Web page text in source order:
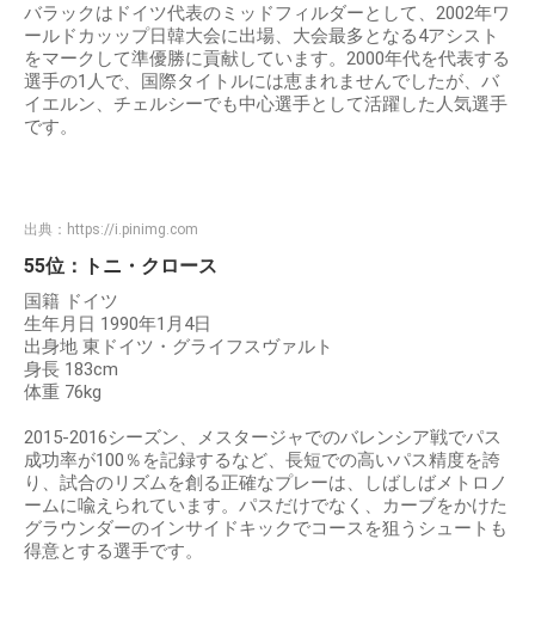
バラックはドイツ代表のミッドフィルダーとして、2002年ワ
ールドカッップ日韓大会に出場、大会最多となる4アシスト
をマークして準優勝に貢献しています。2000年代を代表する
選手の1人で、国際タイトルには恵まれませんでしたが、バ
イエルン、チェルシーでも中心選手として活躍した人気選手
です。
55位：トニ・クロース
国籍 ドイツ
生年月日 1990年1月4日
出身地 東ドイツ・グライフスヴァルト
身長 183cm
2015-2016シーズン、メスタージャでのバレンシア戦でパス
成功率が100％を記録するなど、長短での高いパス精度を誇
り、試合のリズムを創る正確なプレーは、しばしばメトロノ
ームに喩えられています。パスだけでなく、カーブをかけた
グラウンダーのインサイドキックでコースを狙うシュートも